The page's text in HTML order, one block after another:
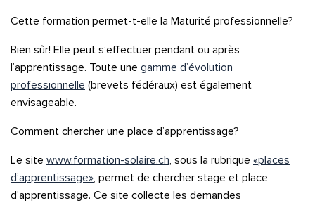
Cette formation permet-t-elle la Maturité professionnelle?
Bien sûr! Elle peut s’effectuer pendant ou après
l’apprentissage. Toute une gamme d’évolution
professionnelle (brevets fédéraux) est également
envisageable.
Comment chercher une place d’apprentissage?
Le site www.formation-solaire.ch, sous la rubrique «places
d’apprentissage», permet de chercher stage et place
d’apprentissage. Ce site collecte les demandes